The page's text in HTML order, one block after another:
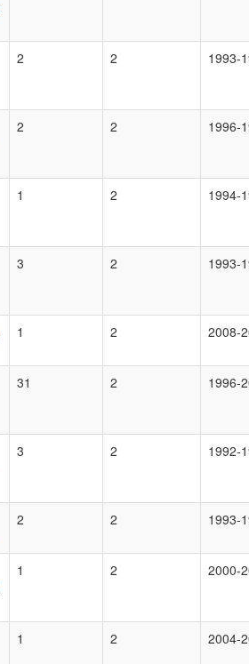
2 2 1993-
2 2 1996-
1 2 1994-
3 2 1993-
1 2 2008-
31 2 1996-
3 2 1992-
2 2 1993-
1 2 2000-
1 2 2004-